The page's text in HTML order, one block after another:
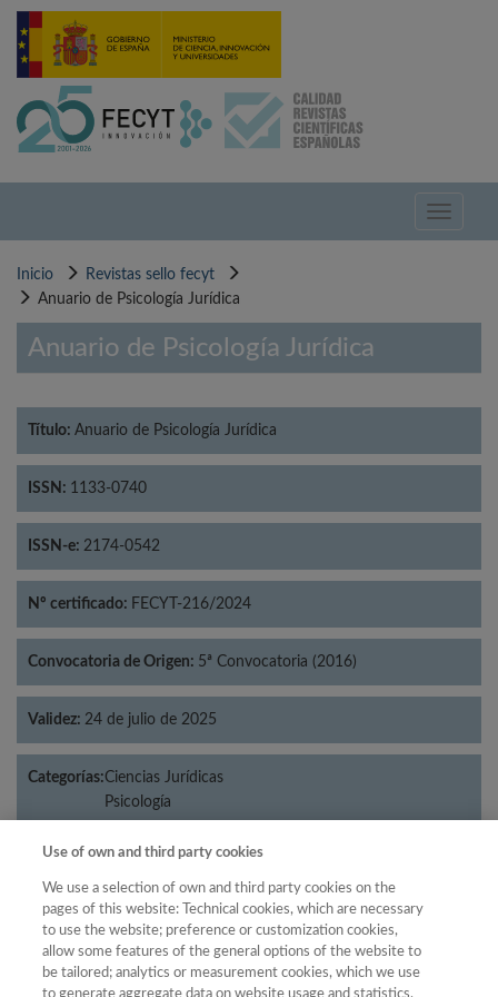
Pasar
contenido
Toggle
Inicio
Revistas sello fecyt
Anuario de Psicología Jurídica
Anuario de Psicología Jurídica
Título: Anuario de Psicología Jurídica
ISSN: 1133-0740
ISSN-e: 2174-0542
Nº certificado: FECYT-216/2024
Convocatoria de Origen: 5ª Convocatoria (2016)
Validez: 24 de julio de 2025
Categorías:Ciencias Jurídicas
Psicología
Año
Año Filtrar
Use of own and third party cookies
We use a selection of own and third party cookies on the
pages of this website: Technical cookies, which are necessary
to use the website; preference or customization cookies,
allow some features of the general options of the website to
be tailored; analytics or measurement cookies, which we use